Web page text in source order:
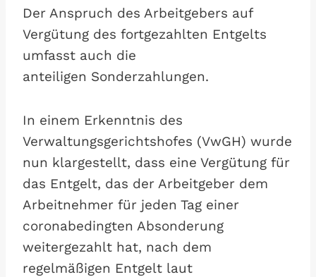
Der Anspruch des Arbeitgebers auf
Vergütung des fortgezahlten Entgelts
umfasst auch die
anteiligen Sonderzahlungen.
In einem Erkenntnis des
Verwaltungsgerichtshofes (VwGH) wurde
nun klargestellt, dass eine Vergütung für
das Entgelt, das der Arbeitgeber dem
Arbeitnehmer für jeden Tag einer
coronabedingten Absonderung
weitergezahlt hat, nach dem
regelmäßigen Entgelt laut